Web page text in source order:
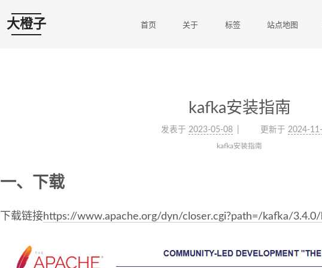
大橙子 首页 关于 标签 站点地图
kafka安装指南
发表于 2023-05-08 更新于 2024-
kafka安装指南
一、下载
下载链接https://www.apache.org/dyn/closer.cgi?path=/kafka/3.4.0/